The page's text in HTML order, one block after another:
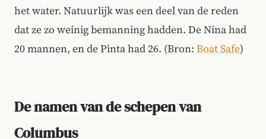
het water. Natuurlijk was een deel van de reden
dat ze zo weinig bemanning hadden. De Nina had
20 mannen, en de Pinta had 26. (Bron: Boat Safe)
De namen van de schepen van
Columbus